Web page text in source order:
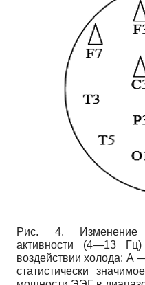
Рис. 4. Изменение
активности (4—13
воздействии холода: А
статистически